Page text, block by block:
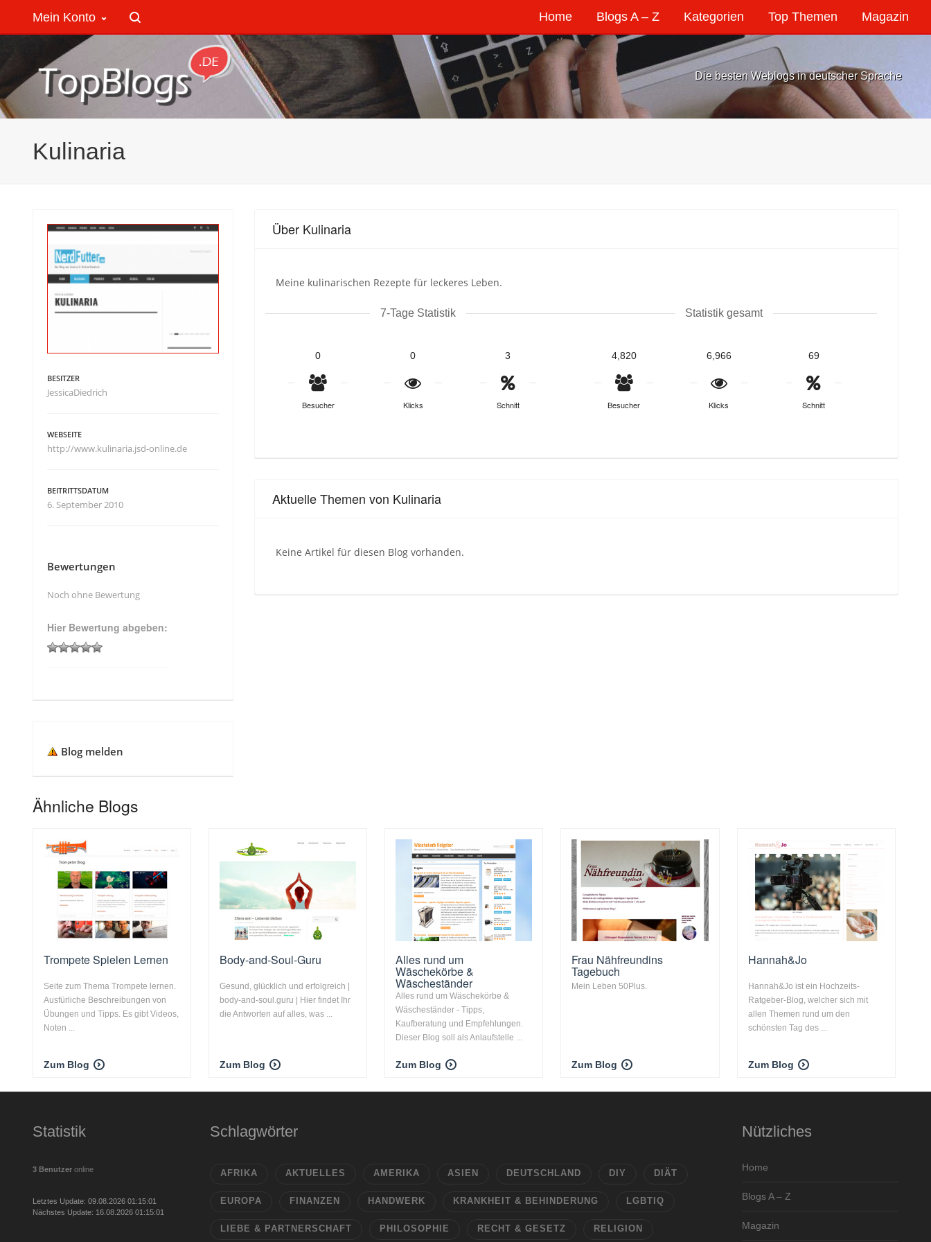
Home Blogs A – Z Kategorien Top Themen Magazin
Mein Konto
Die besten Weblogs in deutscher Sprache
Kulinaria
Über Kulinaria
Meine kulinarischen Rezepte für leckeres Leben.
7-Tage Statistik
0
Besucher
0
Klicks
3
Schnitt
Statistik gesamt
4,820
Besucher
6,966
Klicks
69
Schnitt
Aktuelle Themen von Kulinaria
Keine Artikel für diesen Blog vorhanden.
BESITZER
JessicaDiedrich
WEBSEITE
http://www.kulinaria.jsd-online.de
BEITRITTSDATUM
6. September 2010
Bewertungen
Noch ohne Bewertung
Hier Bewertung abgeben:
Blog melden
Ähnliche Blogs
Trompete Spielen Lernen
Seite zum Thema Trompete lernen.
Ausfürliche Beschreibungen von
Übungen und Tipps. Es gibt Videos,
Noten ...
Zum Blog
Body-and-Soul-Guru
Gesund, glücklich und erfolgreich |
body-and-soul.guru | Hier findet Ihr
die Antworten auf alles, was ...
Zum Blog
Alles rund um
Wäschekörbe &
Wäscheständer
Alles rund um Wäschekörbe &
Wäscheständer - Tipps,
Kaufberatung und Empfehlungen.
Dieser Blog soll als Anlaufstelle ...
Zum Blog
Frau Nähfreundins
Tagebuch
Mein Leben 50Plus.
Zum Blog
Hannah&Jo
Hannah&Jo ist ein Hochzeits-
Ratgeber-Blog, welcher sich mit
allen Themen rund um den
schönsten Tag des ...
Zum Blog
Statistik
3 Benutzer online
Letztes Update: 09.08.2026 01:15:01
Nächstes Update: 16.08.2026 01:15:01
Schlagwörter
AFRIKA AKTUELLES AMERIKA ASIEN DEUTSCHLAND DIY DIÄT
EUROPA FINANZEN HANDWERK KRANKHEIT & BEHINDERUNG LGBTIQ
LIEBE & PARTNERSCHAFT PHILOSOPHIE RECHT & GESETZ RELIGION
Nützliches
Home
Blogs A – Z
Magazin